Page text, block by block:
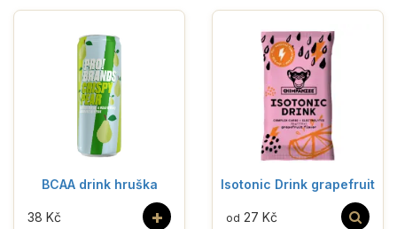
BCAA drink hruška
+
38 Kč
Isotonic Drink grapefruit
od 27 Kč